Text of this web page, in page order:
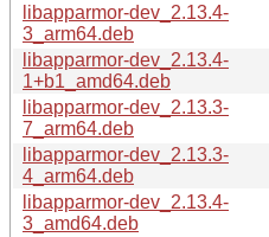
libapparmor-dev_2.13.4-
3_arm64.deb
libapparmor-dev_2.13.4-
1+b1_amd64.deb
libapparmor-dev_2.13.3-
7_arm64.deb
libapparmor-dev_2.13.3-
4_arm64.deb
libapparmor-dev_2.13.4-
3_amd64.deb